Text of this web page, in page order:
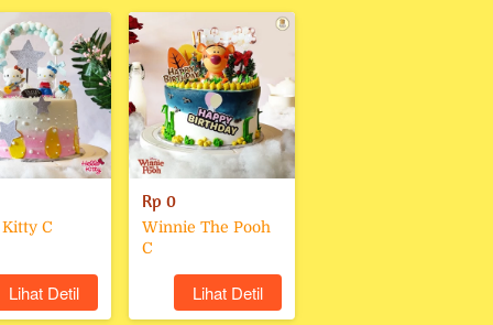
C
`Lihat Detil
Rp 0
Winnie The Pooh
C
`Lihat Detil